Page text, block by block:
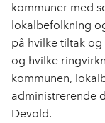
kommuner med
lokalbefolkning
på hvilke tiltak
og hvilke
kommunen,
administrerende
Devold.